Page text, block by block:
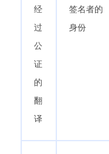
经
过
公
证
的
翻
译
签名者的
身份